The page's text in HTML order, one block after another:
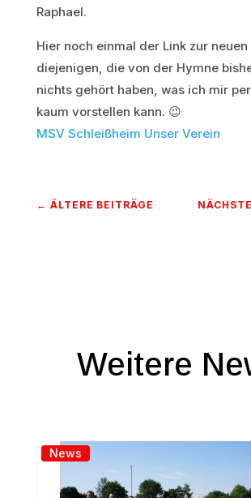
Raphael.
Hier noch einmal der Link zur
diejenigen, die von der Hymne
nichts gehört haben, was ich mir
kaum vorstellen kann. 😉
MSV Schleißheim Unser Verein
← ÄLTERE BEITRÄGE
Weitere
News